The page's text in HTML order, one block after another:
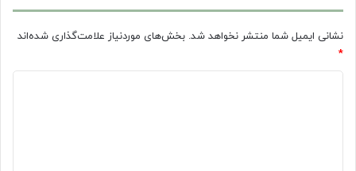
نشانی ایمیل شما منتشر نخواهد شد. بخش‌های موردنیاز علامت‌گذاری شده‌اند
*